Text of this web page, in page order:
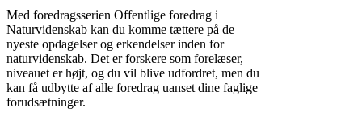
Med foredragsserien Offentlige foredrag i
Naturvidenskab kan du komme tættere på de
nyeste opdagelser og erkendelser inden for
naturvidenskab. Det er forskere som forelæser,
niveauet er højt, og du vil blive udfordret, men du
kan få udbytte af alle foredrag uanset dine faglige
forudsætninger.